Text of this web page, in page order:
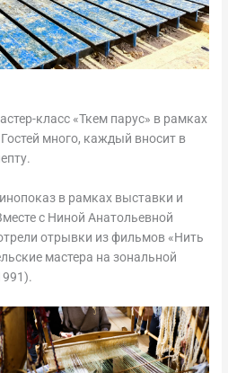
класс «Ткем парус» в рамках
много, каждый вносит в
в рамках выставки и
с Ниной Анатольевной
отрывки из фильмов «Нить
мастера на зональной